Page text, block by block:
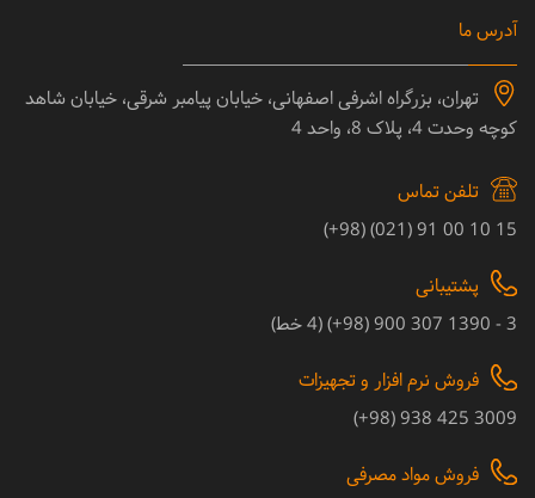
آدرس ما
تهران، بزرگراه اشرفی اصفهانی، خیابان پیامبر شرقی، خیابان شاهد
کوچه وحدت 4، پلاک 8، واحد 4
تلفن تماس
15 10 00 91 (021) (98+)
پشتیبانی
3 - 1390 307 900 (98+) (4 خط)
فروش نرم افزار و تجهیزات
3009 425 938 (98+)
فروش مواد مصرفی